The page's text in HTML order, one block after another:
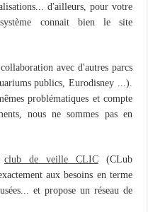
d'ailleurs, pour votre
connait bien le site
avec d'autres parcs
publics, Eurodisney ...).
problématiques et compte
nous ne sommes pas en
club de veille CLIC(CLub
aux besoins en terme
et propose un réseau de